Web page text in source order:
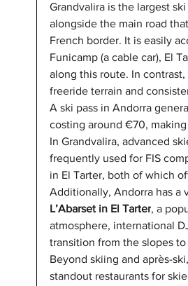
Grandvalira is the largest
alongside the main road
French border. It is easily
Funicamp (a cable car), El
along this route. In
freeride terrain and
A ski pass in Andorra
costing around €70,
In Grandvalira, advanced
frequently used for FIS
in El Tarter, both of which
Additionally, Andorra has a
L’Abarset in El Tarter, a
atmosphere, international
transition from the slopes
Beyond skiing and après-
standout restaurants for